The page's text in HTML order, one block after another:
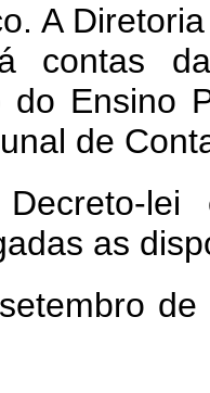
A
contas
do Ensino
de
as